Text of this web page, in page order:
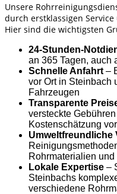
Unsere
durch erstklassigen
Hier sind die wichtigsten
24-Stunden-
an 365 Tagen, auch
Schnelle Anfahrt –
vor Ort in Steinbach
Fahrzeugen
Transparente
versteckte
Kostenschätzung
Umweltfreundliche
Rohrmaterialien
Lokale Expertise –
Steinbachs
verschiedene